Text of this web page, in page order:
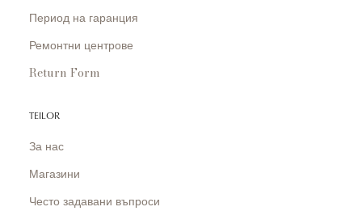
Период на гаранция
Ремонтни центрове
Return Form
TEILOR
За нас
Магазини
Често задавани въпроси